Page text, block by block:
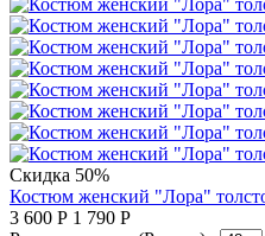
Скидка 50%
Костюм женский "Лора"
3 600 Р 1 790 Р